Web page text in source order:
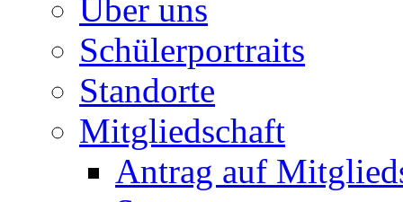
Über uns
Schülerportraits
Standorte
Mitgliedschaft
Antrag auf